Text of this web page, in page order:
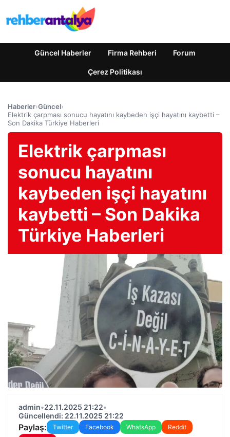
Güncel Haberler Firma Rehberi Forum
Çerez Politikası
Haberler›Güncel›
Elektrik çarpması sonucu hayatını kaybeden işçi hayatını kaybetti –
Son Dakika Türkiye Haberleri
Elektrik çarpması
sonucu hayatını
kaybeden işçi hayatını
kaybetti – Son Dakika
Türkiye Haberleri
admin•22.11.2025 21:22•
Güncellendi: 22.11.2025 21:22
Paylaş: Twitter Facebook WhatsApp
Reddit